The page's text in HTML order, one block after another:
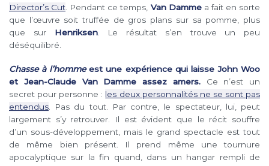
Director’s Cut . Pendant ce temps, Van Dammea fait en sorte
que l’œuvre soit truffée de gros plans sur sa pomme, plus
que sur Henriksen. Le résultat s’en trouve un peu
déséquilibré.
Chasse à l’hommeest une expérience qui laisse John Woo
et Jean-Claude Van Damme assez amers.Ce n’est un
secret pour personne : les deux personnalités ne se sont pas
entendus . Pas du tout. Par contre, le spectateur, lui, peut
largement s’y retrouver. Il est évident que le récit souffre
d’un sous-développement, mais le grand spectacle est tout
de même bien présent. Il prend même une tournure
apocalyptique sur la fin quand, dans un hangar rempli de